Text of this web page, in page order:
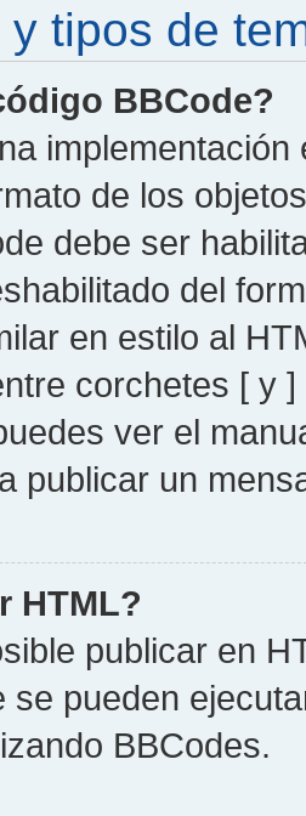
y tipos de
BBCode?
de los
debe ser
del
en estilo al
corchetes [ y
ver el
publicar un
HTML?
publicar en
se pueden
BBCodes.